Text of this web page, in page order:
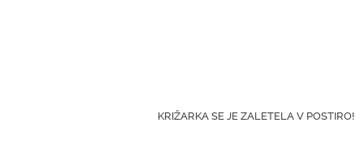
KRIŽARKA SE JE ZALETELA V POSTIRO!